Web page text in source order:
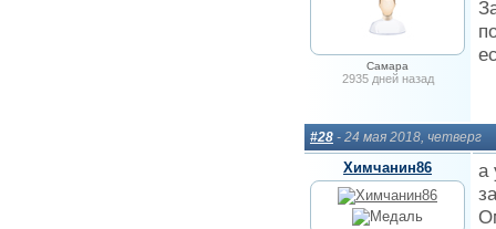
Самара
2935 дней назад
#28 - 24 мая 2018, четверг
Химчанин86
а